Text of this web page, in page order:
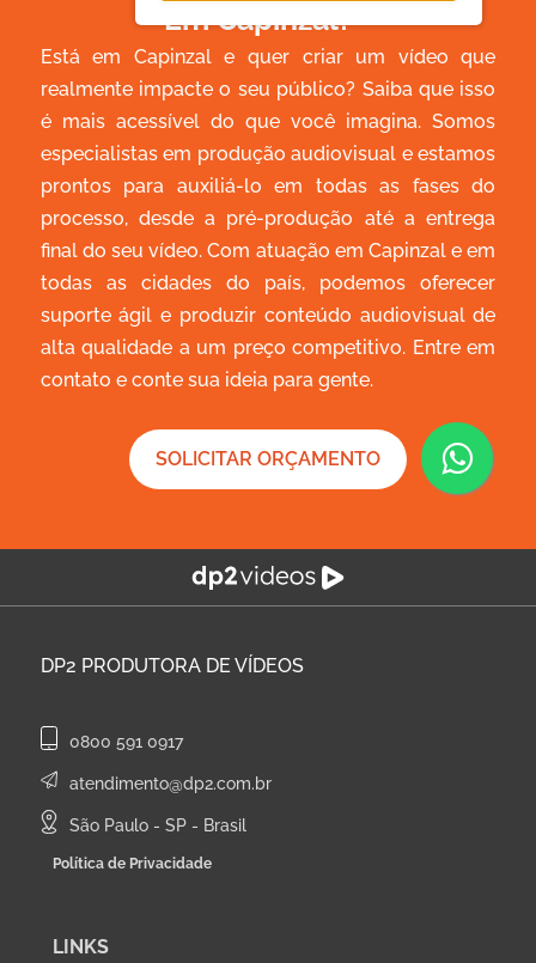
Em Capinzal?
Está em Capinzal e quer criar um vídeo que
realmente impacte o seu público? Saiba que isso
é mais acessível do que você imagina. Somos
especialistas em produção audiovisual e estamos
prontos para auxiliá-lo em todas as fases do
processo, desde a pré-produção até a entrega
final do seu vídeo. Com atuação em Capinzal e em
todas as cidades do país, podemos oferecer
suporte ágil e produzir conteúdo audiovisual de
alta qualidade a um preço competitivo. Entre em
contato e conte sua ideia para gente.
SOLICITAR ORÇAMENTO
DP2 PRODUTORA DE VÍDEOS
0800 591 0917
atendimento@dp2.com.br
São Paulo - SP - Brasil
Política de Privacidade
LINKS